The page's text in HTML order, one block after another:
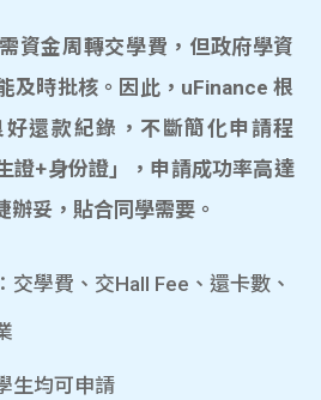
資金周轉交學費，但政府學資
及時批核。因此，uFinance 根
還款紀錄，不斷簡化申請程
證+身份證」，申請成功率高達
辦妥，貼合同學需要。
交學費、交Hall Fee、還卡數、
生均可申請